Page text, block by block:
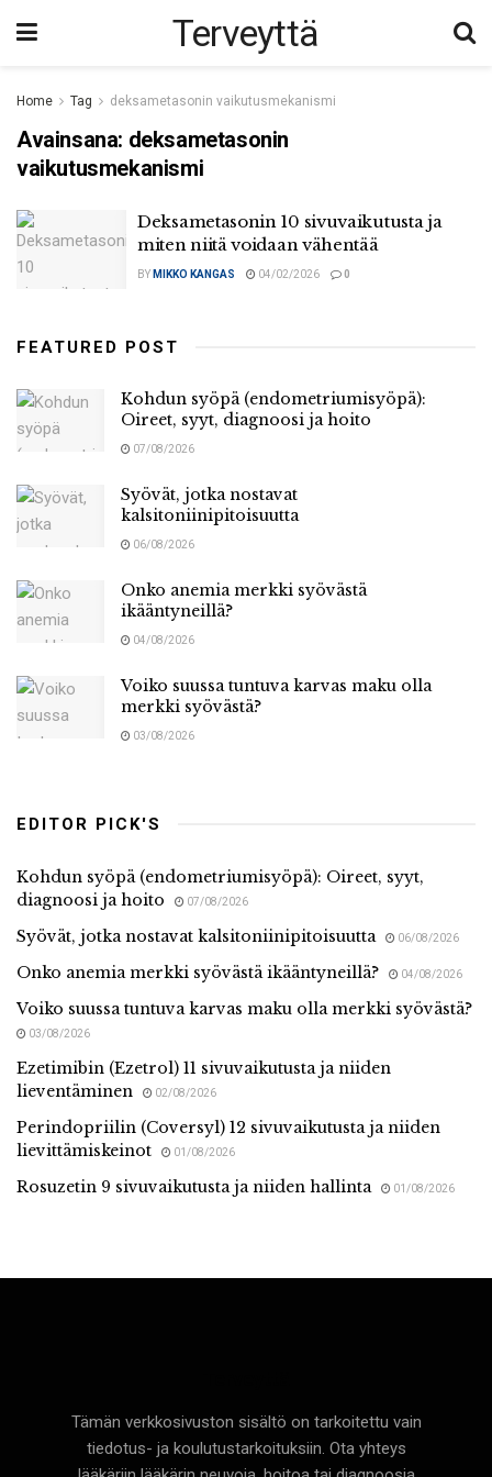
Terveyttä
Home Tag deksametasonin vaikutusmekanismi
Avainsana: deksametasonin
vaikutusmekanismi
Deksametasonin 10 sivuvaikutusta ja
miten niitä voidaan vähentää
BY MIKKO KANGAS 04/02/2026 0
FEATURED POST
Kohdun syöpä (endometriumisyöpä):
Oireet, syyt, diagnoosi ja hoito
07/08/2026
Syövät, jotka nostavat
kalsitoniinipitoisuutta
06/08/2026
Onko anemia merkki syövästä
ikääntyneillä?
04/08/2026
Voiko suussa tuntuva karvas maku olla
merkki syövästä?
03/08/2026
EDITOR PICK'S
Kohdun syöpä (endometriumisyöpä): Oireet, syyt,
diagnoosi ja hoito
07/08/2026
Syövät, jotka nostavat kalsitoniinipitoisuutta 06/08/2026
Onko anemia merkki syövästä ikääntyneillä? 04/08/2026
Voiko suussa tuntuva karvas maku olla merkki syövästä?
03/08/2026
Ezetimibin (Ezetrol) 11 sivuvaikutusta ja niiden
lieventäminen
02/08/2026
Perindopriilin (Coversyl) 12 sivuvaikutusta ja niiden
lievittämiskeinot
01/08/2026
Rosuzetin 9 sivuvaikutusta ja niiden hallinta 01/08/2026
Tämän verkkosivuston sisältö on tarkoitettu vain
tiedotus- ja koulutustarkoituksiin. Ota yhteys